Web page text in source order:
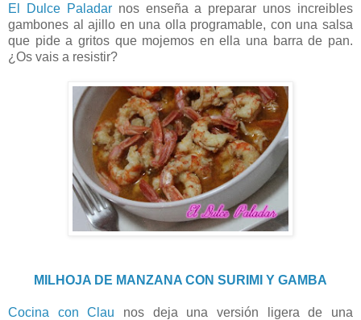
El Dulce Paladarnos enseña a preparar unos increibles
gambones al ajillo en una olla programable, con una salsa
que pide a gritos que mojemos en ella una barra de pan.
¿Os vais a resistir?
MILHOJA DE MANZANA CON SURIMI Y GAMBA
Cocina con Clau nos deja una versión ligera de una